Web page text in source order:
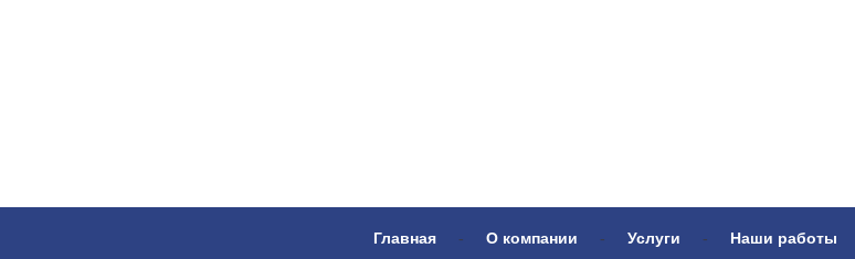
Главная - О компании - Услуги - Наши работы